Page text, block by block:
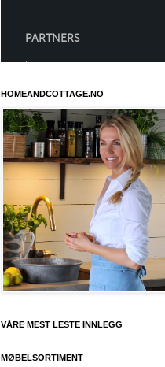
HOMEANDCOTTAGE.NO
VÅRE MEST LESTE INNLEGG
MØBELSORTIMENT